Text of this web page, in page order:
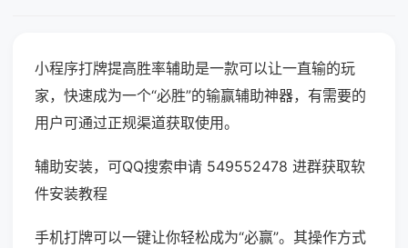
小程序打牌提高胜率辅助是一款可以让一直输的玩
家，快速成为一个“必胜”的输赢辅助神器，有需要的
用户可通过正规渠道获取使用。
辅助安装，可QQ搜索申请 549552478 进群获取软
件安装教程
手机打牌可以一键让你轻松成为“必赢”。其操作方式